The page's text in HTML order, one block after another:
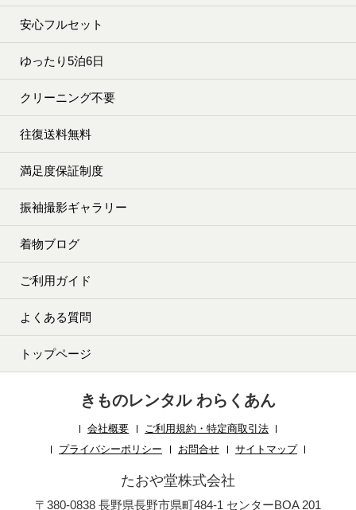
安心フルセット
ゆったり5泊6日
クリーニング不要
往復送料無料
満足度保証制度
振袖撮影ギャラリー
着物ブログ
ご利用ガイド
よくある質問
トップページ
きものレンタル わらくあん
会社概要
ご利用規約・特定商取引法
プライバシーポリシー
お問合せ サイトマップ
たおや堂株式会社
〒380-0838 長野県長野市県町484-1 センターBOA 201